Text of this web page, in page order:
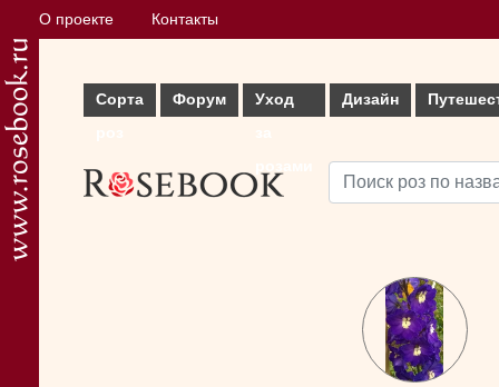
О проекте Контакты
Сорта
Форум
Уход
Дизайн